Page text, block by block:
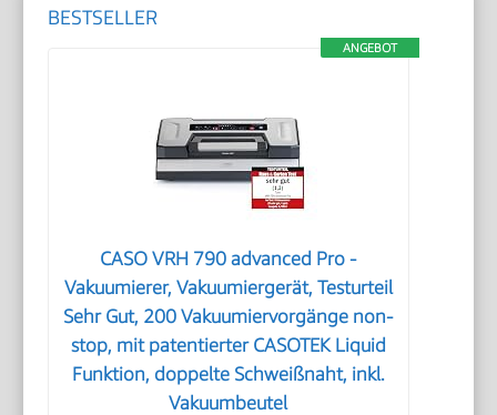
BESTSELLER
ANGEBOT
CASO VRH 790 advanced Pro -
Vakuumierer, Vakuumiergerät, Testurteil
Sehr Gut, 200 Vakuumiervorgänge non-
stop, mit patentierter CASOTEK Liquid
Funktion, doppelte Schweißnaht, inkl.
Vakuumbeutel